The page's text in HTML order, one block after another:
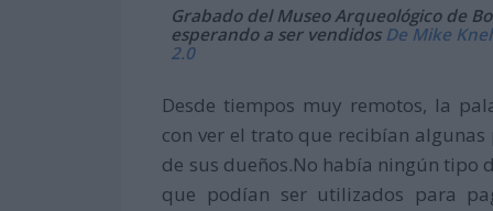
Grabado del Museo Arqueológico de
esperando a ser vendidos De Mike
2.0
Desde tiempos muy remotos, la
con ver el trato que recibían
de sus dueños.No había ningún tipo
que podían ser utilizados para